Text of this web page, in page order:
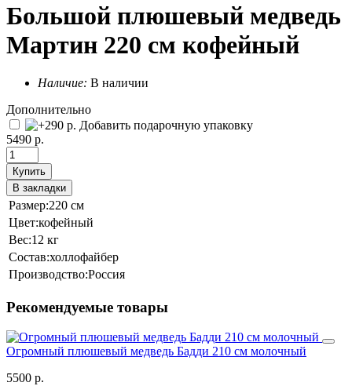
Большой плюшевый медведь
Мартин 220 см кофейный
Наличие: В наличии
Дополнительно
Добавить подарочную упаковку
5490 р.
Купить
В закладки
Размер:220 см
Цвет:кофейный
Вес:12 кг
Состав:холлофайбер
Производство:Россия
Рекомендуемые товары
Огромный плюшевый медведь Бадди 210 см молочный
5500 р.